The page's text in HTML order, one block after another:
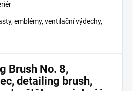
emblémy, ventilační výdechy,
Brush No. 8,
detailing brush,